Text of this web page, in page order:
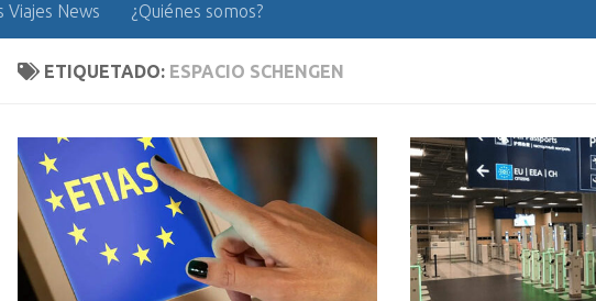
Viajes News ¿Quiénes somos?
ETIQUETADO: ESPACIO SCHENGEN